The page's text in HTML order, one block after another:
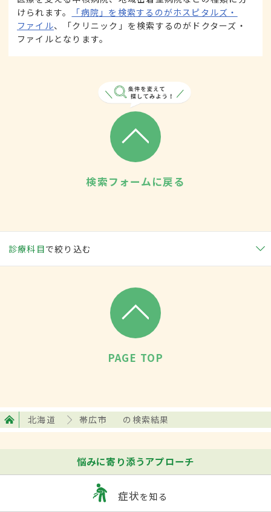
けられます。
「病院」を検索するのがホスピタルズ・
ファイル、「クリニック」を検索するのがドクターズ・
ファイルとなります。
検索フォームに戻る
診療科目で絞り込む
PAGE TOP
北海道 帯広市 の検索結果
悩みに寄り添うアプローチ
症状を知る